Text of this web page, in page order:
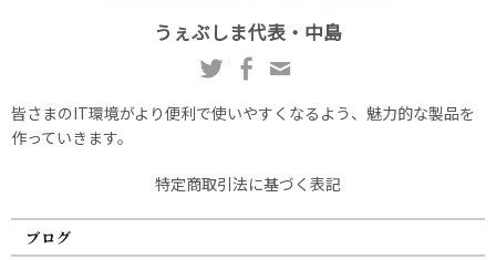
うぇぶしま代表・中島
皆さまのIT環境がより便利で使いやすくなるよう、魅力的な製品を
作っていきます。
特定商取引法に基づく表記
ブログ